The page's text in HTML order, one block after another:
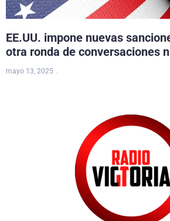
EE.UU. impone nuevas
otra ronda de conversaciones
mayo 13, 2025